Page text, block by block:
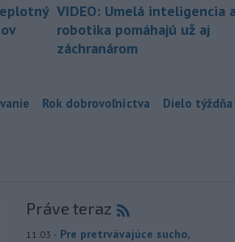
VIDEO: Umelá inteligencia
robotika pomáhajú už aj
záchranárom
Rok dobrovoľníctva Dielo týždňa
Práve teraz
11:03 - Pre pretrvávajúce sucho,